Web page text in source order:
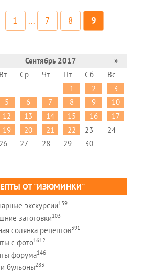
1 ... 7 8 9
Сентябрь 2017
»
Вт Ср Чт Пт Сб
Вс
1
2
3
5 6 7 8 9
10
12 13 14 15 16
17
19 20 21 22 23
24
26 27 28 29 30
ОТ "ИЗЮМИНКИ"
экскурсии139
заготовки103
солянка рецептов391
c фото1612
форума146
бульоны283